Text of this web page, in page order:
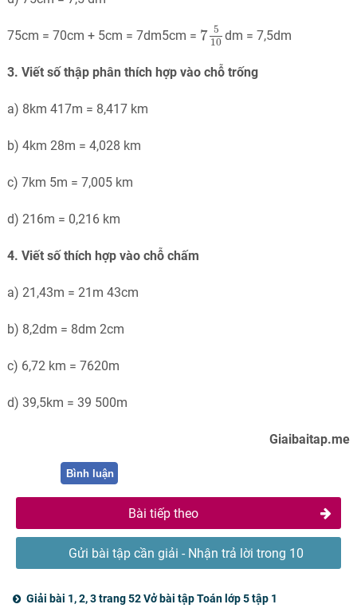
75cm = 70cm + 5cm = 7dm5cm = 7 5
10
7 510
dm = 7,5dm
3. Viết số thập phân thích hợp vào chỗ trống
a) 8km 417m = 8,417 km
b) 4km 28m = 4,028 km
c) 7km 5m = 7,005 km
d) 216m = 0,216 km
4. Viết số thích hợp vào chỗ chấm
a) 21,43m = 21m 43cm
b) 8,2dm = 8dm 2cm
c) 6,72 km = 7620m
d) 39,5km = 39 500m
Giaibaitap.me
Bình luận
Bài tiếp theo
Gửi bài tập cần giải - Nhận trả lời trong 10
Giải bài 1, 2, 3 trang 52 Vở bài tập Toán lớp 5 tập 1